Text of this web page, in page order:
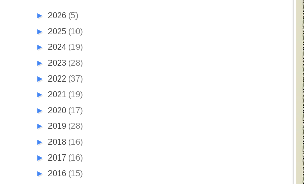
► 2026 (5)
► 2025 (10)
► 2024 (19)
► 2023 (28)
► 2022 (37)
► 2021 (19)
► 2020 (17)
► 2019 (28)
► 2018 (16)
► 2017 (16)
► 2016 (15)